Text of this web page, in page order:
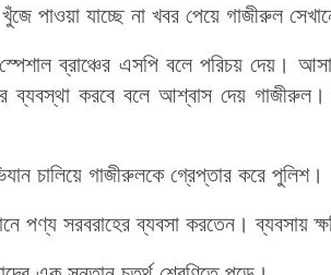
পাওয়া যাচ্ছে না খবর পেয়ে গাজীরুল
ব্রাঞ্চের এসপি বলে পরিচয় দেয়।
ব্যবস্থা করবে বলে আশ্বাস দেয়
চালিয়ে গাজীরুলকে গ্রেপ্তার করে পুলিশ।
পণ্য সরবরাহের ব্যবসা করতেন। ব্যবসায়